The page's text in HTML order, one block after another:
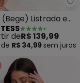
(Off White)
(Bege) Listrada em
deR$ 139,99
de R$ 34,99 sem juros